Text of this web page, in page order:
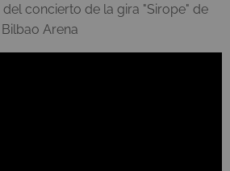
concierto de la gira "Sirope" de
Arena